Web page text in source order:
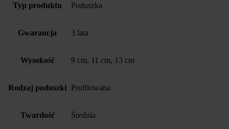
Typ produktu Poduszka
Gwarancja 3 lata
Wysokość 9 cm, 11 cm, 13 cm
Rodzaj poduszki Profilowana
Twardość Średnia